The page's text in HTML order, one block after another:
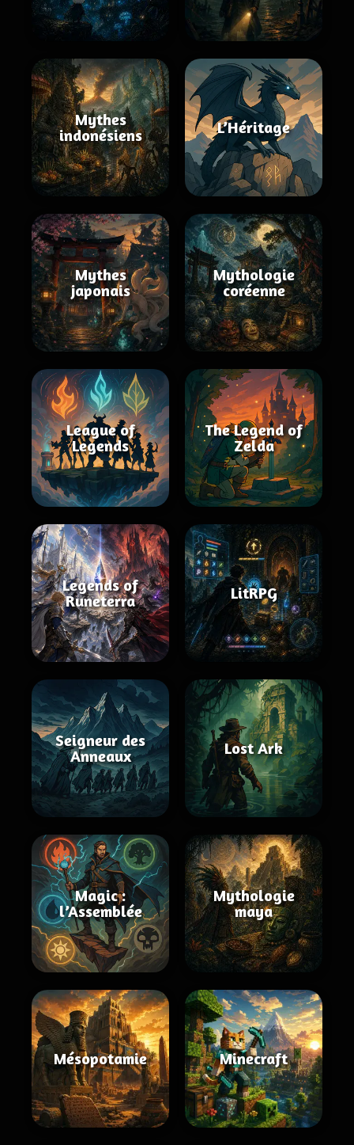
Mythes
indonésiens
L’Héritage
Mythes
japonais
Mythologie
coréenne
League of
Legends
The Legend of
Zelda
Legends of
Runeterra
LitRPG
Seigneur des
Anneaux
Lost Ark
Magic :
l’Assemblée
Mythologie
maya
Mésopotamie Minecraft